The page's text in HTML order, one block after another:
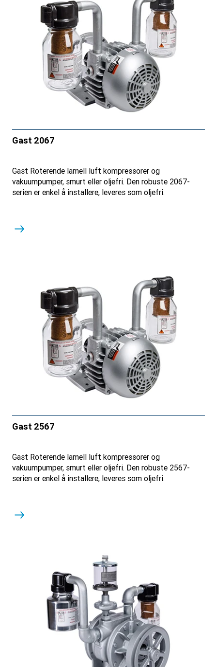
Gast 2067
Gast Roterende lamell luft kompressorer og
vakuumpumper, smurt eller oljefri. Den robuste 2067-
serien er enkel å installere, leveres som oljefri.
Gast 2567
Gast Roterende lamell luft kompressorer og
vakuumpumper, smurt eller oljefri. Den robuste 2567-
serien er enkel å installere, leveres som oljefri.